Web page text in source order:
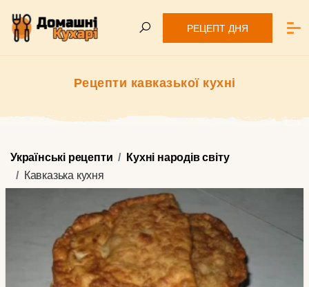
РЕЦЕПТ ДНЯ
Рецепти кавказької кухні
Українські рецепти
Кухні народів світу
Кавказька кухня